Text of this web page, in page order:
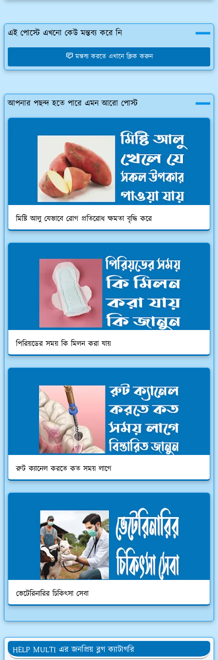
এই পোস্টে এখনো কেউ মন্তব্য করে নি
মন্তব্য করতে এখানে ক্লিক করুন
আপনার পছন্দ হতে পারে এমন আরো পোস্ট
মিষ্টি আলু যেভাবে রোগ প্রতিরোধ ক্ষমতা বৃদ্ধি করে
পিরিয়ডের সময় কি মিলন করা যায়
রুট ক্যানেল করতে কত সময় লাগে
ভেটেরিনারির চিকিৎসা সেবা
HELP MULTI এর জনপ্রিয় ব্লগ ক্যাটাগরি